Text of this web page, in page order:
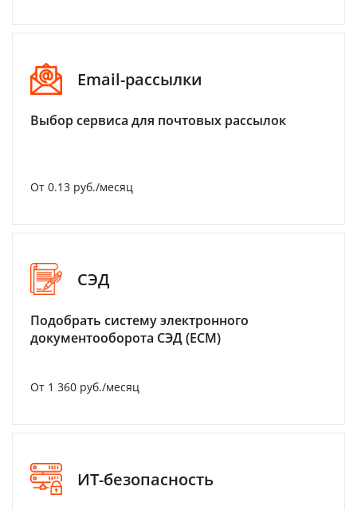
Email-рассылки
Выбор сервиса для почтовых рассылок
От 0.13 руб./месяц
СЭД
Подобрать систему электронного
документооборота СЭД (ECM)
От 1 360 руб./месяц
ИТ-безопасность